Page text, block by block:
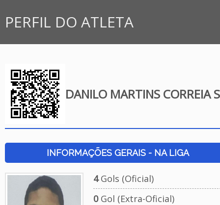
PERFIL DO ATLETA
DANILO MARTINS CORREIA
INFORMAÇÕES GERAIS - NA LIGA
4Gols (Oficial)
0Gol (Extra-Oficial)